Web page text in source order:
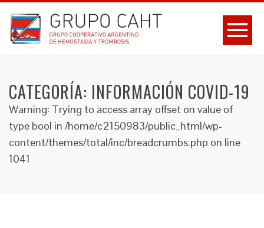
CATEGORÍA: INFORMACIÓN COVID-19
Warning: Trying to access array offset on value of
type bool in /home/c2150983/public_html/wp-
content/themes/total/inc/breadcrumbs.php on line
1041